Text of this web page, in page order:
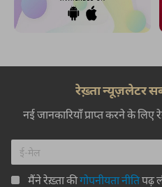
रेख़्ता न्यूज़लेटर
नई जानकारियाँ प्राप्त करने के लिए
मैंने रेख़्ता कीगोपनीयता नीतिपढ़